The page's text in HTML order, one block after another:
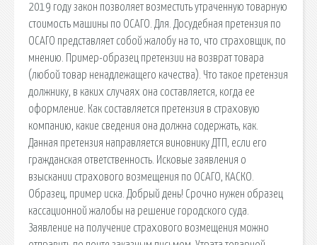
2019 году закон позволяет возместить утраченную товарную
стоимость машины по ОСАГО. Для. Досудебная претензия по
ОСАГО представляет собой жалобу на то, что страховщик, по
мнению. Пример-образец претензии на возврат товара
(любой товар ненадлежащего качества). Что такое претензия
должнику, в каких случаях она составляется, когда ее
оформление. Как составляется претензия в страховую
компанию, какие сведения она должна содержать, как.
Данная претензия направляется виновнику ДТП, если его
гражданская ответственность. Исковые заявления о
взыскании страхового возмещения по ОСАГО, КАСКО.
Образец, пример иска. Добрый день! Срочно нужен образец
кассационной жалобы на решение городского суда.
Заявление на получение страхового возмещения можно